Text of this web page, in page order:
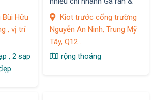
Hữu
, vị trí
, 2 sạp
.
Kiot trước cổng trường
Nguyễn An Ninh, Trung Mỹ
Tây, Q12 .
rộng thoáng